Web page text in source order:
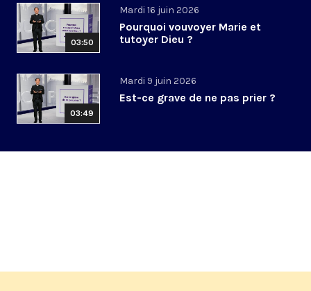
03:50
Mardi 16 juin 2026
Pourquoi vouvoyer Marie et
tutoyer Dieu ?
03:49
Mardi 9 juin 2026
Est-ce grave de ne pas prier ?